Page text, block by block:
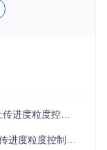
据分析师快速从
加智能的对话系
粒度控制新特性
粒度控制功能